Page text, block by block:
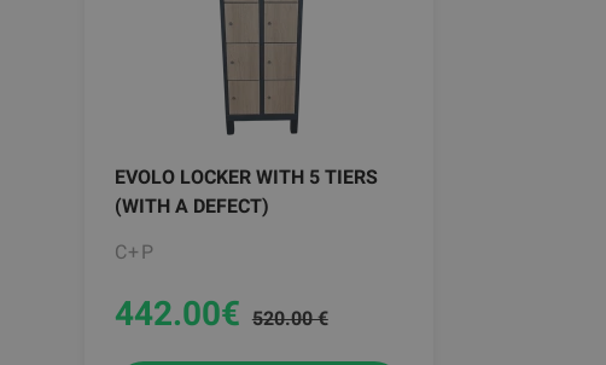
EVOLO LOCKER WITH 5 TIERS
(WITH A DEFECT)
C+P
442.00€ 520.00 €